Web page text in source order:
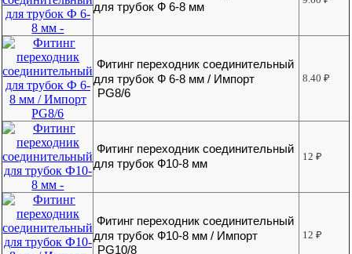
для трубок Ф 6-8 мм
Фитинг переходник соединительный
для трубок Ф 6-8 мм / Импорт
PG8/6
8.40₽
Фитинг переходник соединительный
для трубок Ф10-8 мм
12₽
Фитинг переходник соединительный
для трубок Ф10-8 мм / Импорт
PG10/8
12₽